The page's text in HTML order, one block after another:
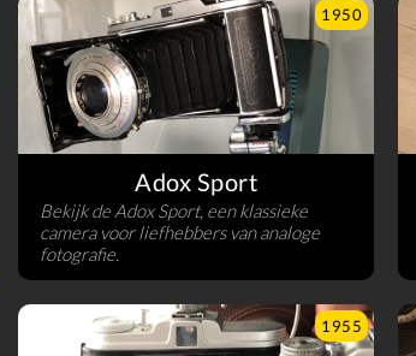
1950
Adox Sport
Bekijk de Adox Sport, een klassieke
camera voor liefhebbers van analoge
fotografie.
1955